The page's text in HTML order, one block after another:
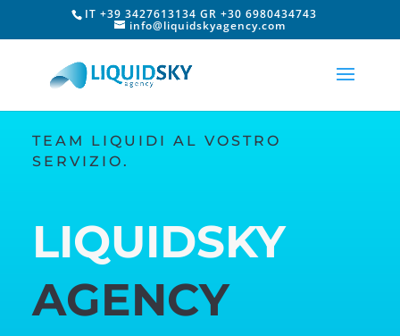
IT +39 3427613134 GR +30 6980434743
info@liquidskyagency.com
TEAM LIQUIDI AL VOSTRO
SERVIZIO.
LIQUIDSKY
AGENCY